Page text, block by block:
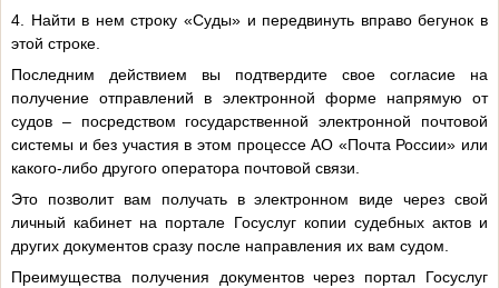
4. Найти в нем строку «Суды» и передвинуть вправо бегунок в
этой строке.
Последним действием вы подтвердите свое согласие на
получение отправлений в электронной форме напрямую от
судов – посредством государственной электронной почтовой
системы и без участия в этом процессе АО «Почта России» или
какого-либо другого оператора почтовой связи.
Это позволит вам получать в электронном виде через свой
личный кабинет на портале Госуслуг копии судебных актов и
других документов сразу после направления их вам судом.
Преимущества получения документов через портал Госуслуг